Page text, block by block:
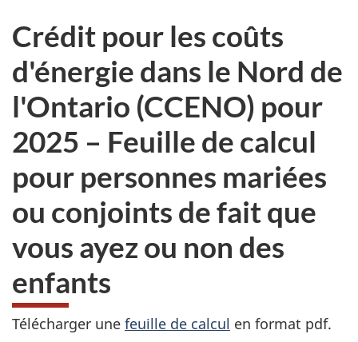
Crédit pour les coûts
d'énergie dans le Nord de
l'Ontario (CCENO) pour
2025 – Feuille de calcul
pour personnes mariées
ou conjoints de fait que
vous ayez ou non des
enfants
Télécharger une feuille de calcul en format pdf.